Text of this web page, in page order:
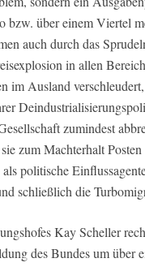
bzw. über einem Viertel
auch durch das
in allen
im Ausland
zumindest
zum Machterhalt
politische
schließlich die
Kay Scheller
des Bundes um über